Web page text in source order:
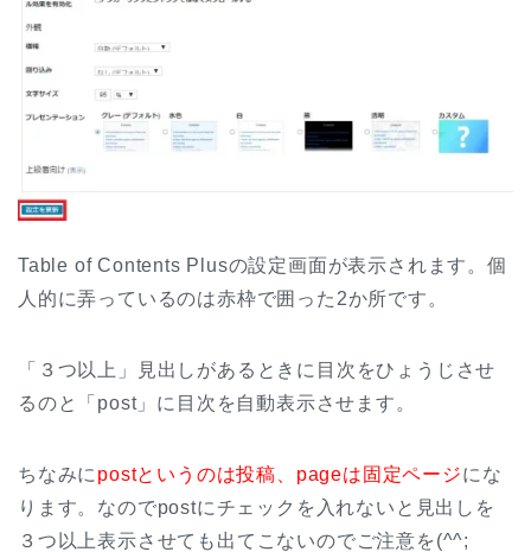
Table of Contents Plusの設定画面が表示されます。個
人的に弄っているのは赤枠で囲った2か所です。
「３つ以上」見出しがあるときに目次をひょうじさせ
るのと「post」に目次を自動表示させます。
ちなみに postというのは投稿、pageは固定ページにな
ります。なのでpostにチェックを入れないと見出しを
３つ以上表示させても出てこないのでご注意を(^^;